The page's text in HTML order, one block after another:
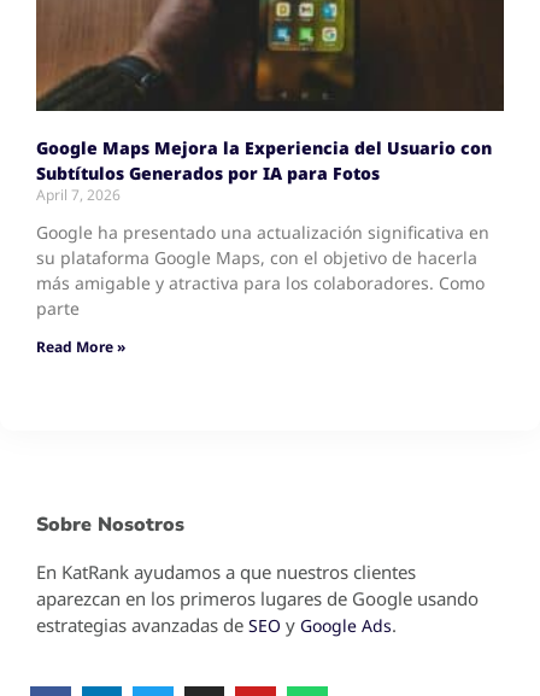
Google Maps Mejora la Experiencia del Usuario con
Subtítulos Generados por IA para Fotos
April 7, 2026
Google ha presentado una actualización significativa en
su plataforma Google Maps, con el objetivo de hacerla
más amigable y atractiva para los colaboradores. Como
parte
Read More »
Sobre Nosotros
En KatRank ayudamos a que nuestros clientes
aparezcan en los primeros lugares de Google usando
estrategias avanzadas de SEO y Google Ads.